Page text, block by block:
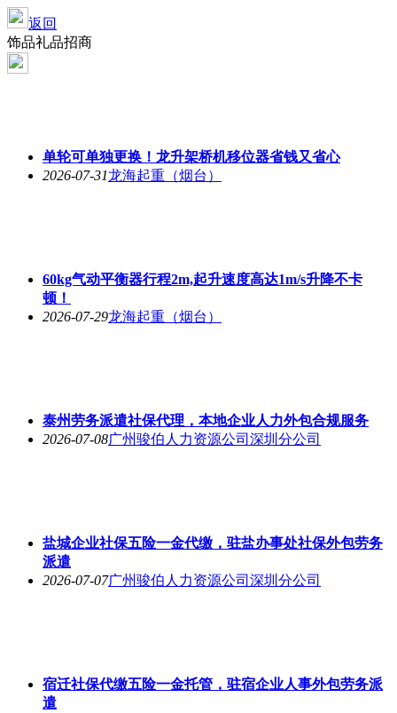
返回
饰品礼品招商
单轮可单独更换！龙升架桥机移位器省钱又省心
2026-07-31龙海起重（烟台）
60kg气动平衡器行程2m,起升速度高达1m/s升降不卡
顿！
2026-07-29龙海起重（烟台）
泰州劳务派遣社保代理，本地企业人力外包合规服务
2026-07-08广州骏伯人力资源公司深圳分公司
盐城企业社保五险一金代缴，驻盐办事处社保外包劳务
派遣
2026-07-07广州骏伯人力资源公司深圳分公司
宿迁社保代缴五险一金托管，驻宿企业人事外包劳务派
遣